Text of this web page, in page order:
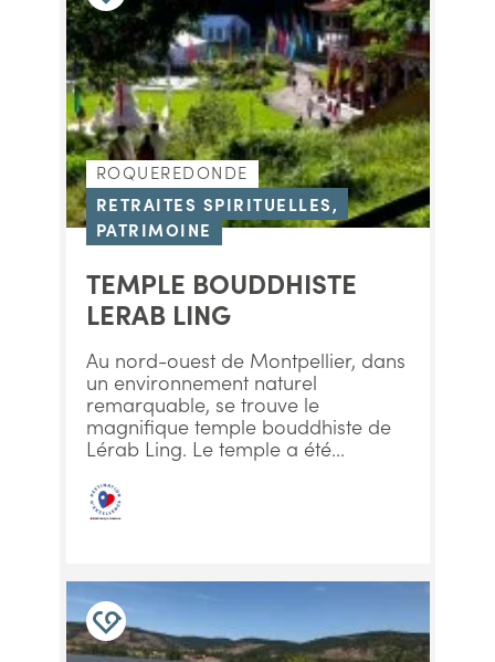
ROQUEREDONDE
RETRAITES SPIRITUELLES,
PATRIMOINE
TEMPLE BOUDDHISTE
LERAB LING
Au nord-ouest de Montpellier, dans
un environnement naturel
remarquable, se trouve le
magnifique temple bouddhiste de
Lérab Ling. Le temple a été...